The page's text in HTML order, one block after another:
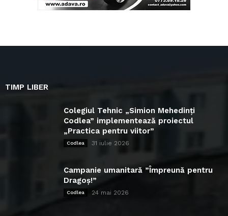
TIMP LIBER
Colegiul Tehnic „Simion Mehedinți
Codlea” implementează proiectul
„Practica pentru viitor”
Codlea 31 iulie 2026
Campanie umanitară ”Împreună pentru
Dragoș!”
Codlea 24 mai 2026